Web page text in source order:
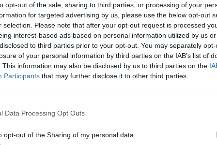
opt-out of the sale, sharing to third parties, or processing of your
for targeted advertising by us, please use the below opt-out
selection. Please note that after your opt-out request is processed
interest-based ads based on personal information utilized by us
to third parties prior to your opt-out. You may separately
of your personal information by third parties on the IAB’s list of
This information may also be disclosed by us to third parties on the
Participants that may further disclose it to other third parties.
Data Processing Opt Outs
opt-out of the Sharing of my personal data.
με τον οποίο ο Ζερβουδάκης
με φιλία. Μάλλον ακατάτακτος
ήχου, όπως και της κλασικής
όψη της μουσικής και αποδίδει μεγάλη
η επαφή με το πιο δραστήριο κομμάτι της
συναδέλφων του και η έμφυτη τάση του να
τον οδήγησαν να κατέβει υποψήφιος στις
Ακολουθεί μια ορμητική συζήτηση
Αθήνα και το φεστιβάλ νεολαίας της ΑΡ.ΕΝ.